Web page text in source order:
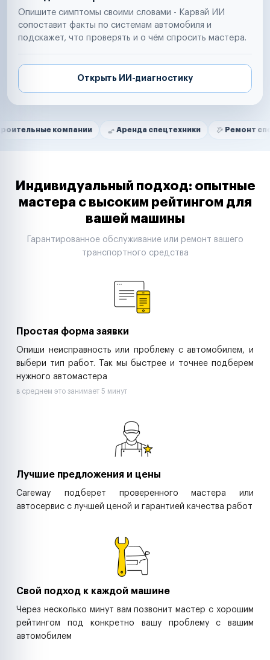
Опишите симптомы своими словами - Карвэй ИИ
сопоставит факты по системам автомобиля и
подскажет, что проверять и о чём спросить мастера.
Открыть ИИ-диагностику
Нам доверяют
компании Аренда спецтехники Ремонт спецтехники
Маркетплейсы
Таксопарки
Автодилеры
Строительные компании
Аренда спецтехники
Индивидуальный подход: опытные
мастера с высоким рейтингом для
вашей машины
Гарантированное обслуживание или ремонт вашего
транспортного средства
Простая форма заявки
Опиши неисправность или проблему с автомобилем, и
выбери тип работ. Так мы быстрее и точнее подберем
нужного автомастера
в среднем это занимает 5 минут
Лучшие предложения и цены
Careway подберет проверенного мастера или
автосервис с лучшей ценой и гарантией качества работ
Свой подход к каждой машине
Через несколько минут вам позвонит мастер с хорошим
рейтингом под конкретно вашу проблему с вашим
автомобилем